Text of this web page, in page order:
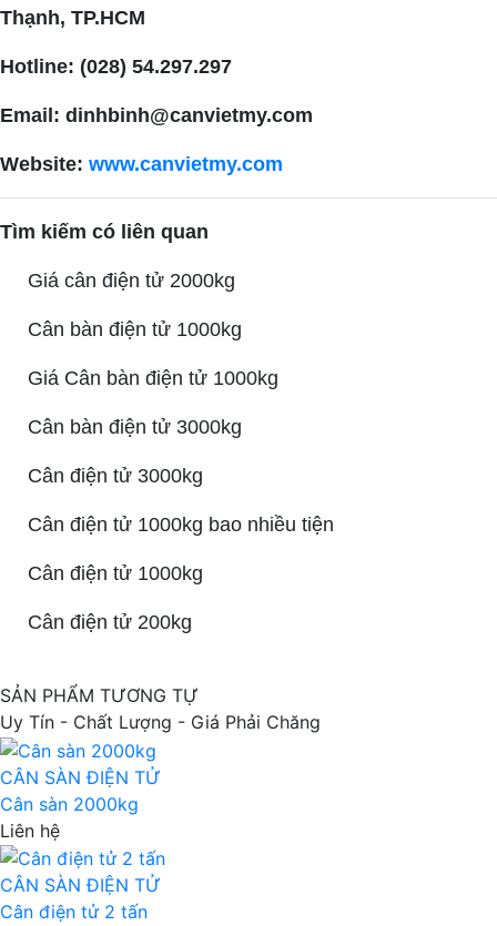
Thạnh, TP.HCM
Hotline: (028) 54.297.297
Email: dinhbinh@canvietmy.com
Website: www.canvietmy.com
Tìm kiếm có liên quan
Giá cân điện tử 2000kg
Cân bàn điện tử 1000kg
Giá Cân bàn điện tử 1000kg
Cân bàn điện tử 3000kg
Cân điện tử 3000kg
Cân điện tử 1000kg bao nhiều tiện
Cân điện tử 1000kg
Cân điện tử 200kg
SẢN PHẨM TƯƠNG TỰ
Uy Tín - Chất Lượng - Giá Phải Chăng
CÂN SÀN ĐIỆN TỬ
Cân sàn 2000kg
Liên hệ
CÂN SÀN ĐIỆN TỬ
Cân điện tử 2 tấn